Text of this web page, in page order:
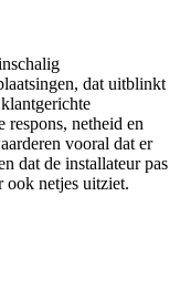
dat uitblinkt
respons, netheid en
vooral dat er
dat de installateur pas
ook netjes uitziet.